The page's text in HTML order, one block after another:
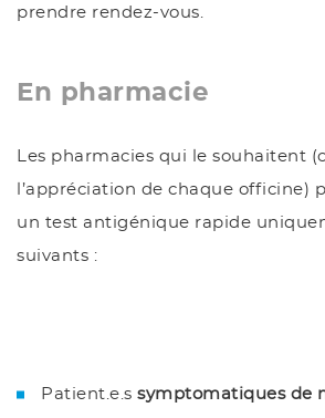
prendre rendez-vous.
En pharmacie
Les pharmacies qui le souhaitent
l’appréciation de chaque officine)
un test antigénique rapide
suivants :
Patient.e.s symptomatiques de